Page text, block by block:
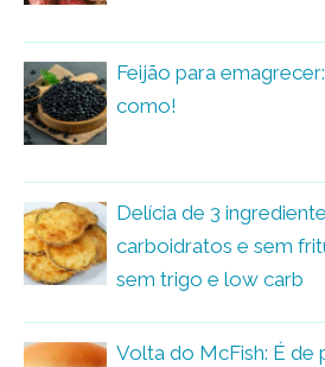
Feijão para
como!
Delícia de 3
carboidratos e sem
sem trigo e low carb
Volta do McFish: É de